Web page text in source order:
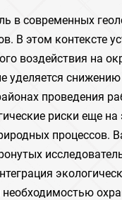
в современных
В этом контексте
воздействия на
проведения
риски еще
процессов.